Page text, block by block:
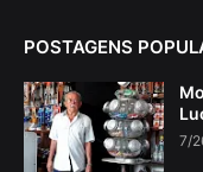
POSTAGENS
7/